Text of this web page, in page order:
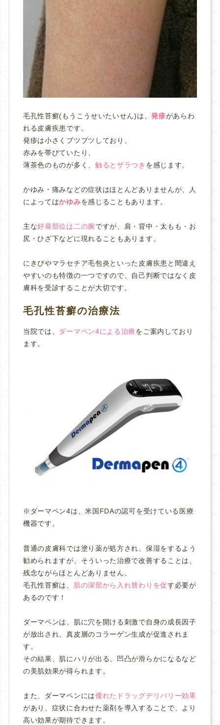
毛孔性苔癬(もうこうせいたいせん)は、発疹があらわ
れる皮膚疾患です。
発疹は小さくブツブツしており、
赤みを帯びていたり、
薄茶色のものが多く、 触るとザラつき を感じます。
かゆみ・痛みなどの症状はほとんどありませんが、人
によってはかゆみを感じることもあります。
主な好発部位は二の腕ですが、肩・背中・太もも・お
尻・ひざ下などに現れることもあります。
にきびやマラセチア毛包炎といった皮膚疾患と間違え
やすいのも特徴の一つですので、自己判断ではなく皮
膚科を受診することが大切です。
毛孔性苔癬の治療法
当院では、 ダーマペン4による治療をご案内しており
ます。
※ダーマペン4は、米国FDAの認可を受けている医療
機器です。
普通の皮膚科では塗り薬が処方され、保湿をするよう
勧められますが、そういった治療で改善することは、
残念ながらほとんどありません。
毛孔性苔癬は、 肌の深部から入れ替わりを促す必要が
あるのです！
ダーマペンは、肌に穴を開ける刺激で自身の成長因子
が放出され、真皮層のコラーゲン生成が促進されま
す。
その結果、肌にハリが出る、凹凸が滑らかになるなど
の美肌効果が得られます。
また、ダーマペンには優れたドラッグデリバリー効果
があり、症状に合わせた薬剤を導入することで、より
高い効果が期待できます。